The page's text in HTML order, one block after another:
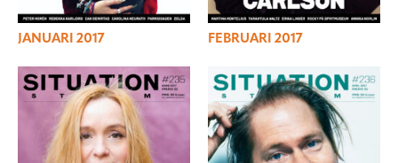
JANUARI 2017 FEBRUARI 2017